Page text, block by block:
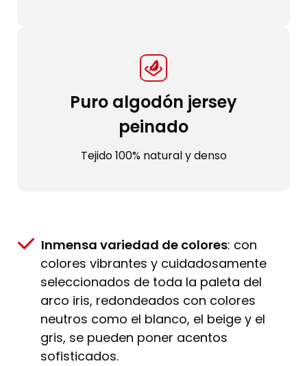
Puro algodón jersey
peinado
Tejido 100% natural y denso
Inmensa variedad de colores: con
colores vibrantes y cuidadosamente
seleccionados de toda la paleta del
arco iris, redondeados con colores
neutros como el blanco, el beige y el
gris, se pueden poner acentos
sofisticados.